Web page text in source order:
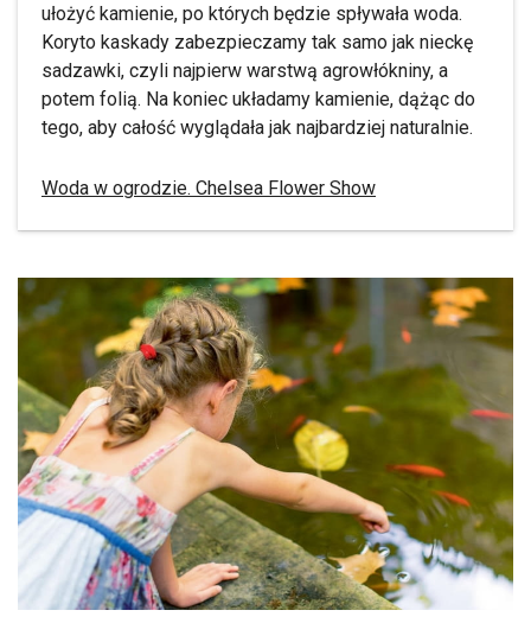
ułożyć kamienie, po których będzie spływała woda.
Koryto kaskady zabezpieczamy tak samo jak nieckę
sadzawki, czyli najpierw warstwą agrowłókniny, a
potem folią. Na koniec układamy kamienie, dążąc do
tego, aby całość wyglądała jak najbardziej naturalnie.
Woda w ogrodzie. Chelsea Flower Show